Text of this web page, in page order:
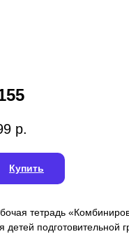
р.
Купить
тетрадь
детей подготовительной